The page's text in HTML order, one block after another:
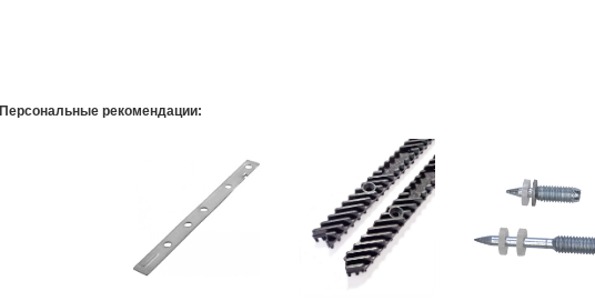
Персональные рекомендации: